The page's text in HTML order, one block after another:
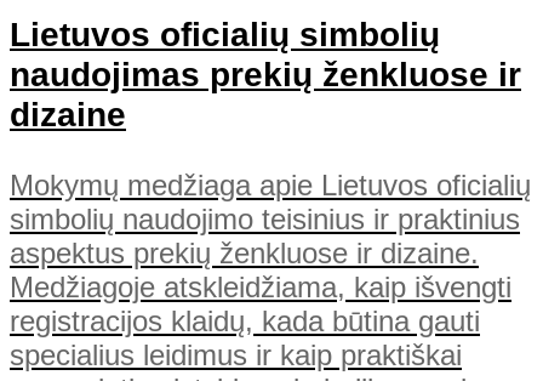
Lietuvos oficialių simbolių
naudojimas prekių ženkluose ir
dizaine
Mokymų medžiaga apie Lietuvos oficialių
simbolių naudojimo teisinius ir praktinius
aspektus prekių ženkluose ir dizaine.
Medžiagoje atskleidžiama, kaip išvengti
registracijos klaidų, kada būtina gauti
specialius leidimus ir kaip praktiškai